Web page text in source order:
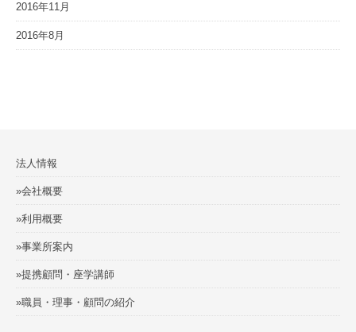
2016年11月
2016年8月
法人情報
»会社概要
»利用概要
»事業所案内
»提携顧問・座学講師
»職員・理事・顧問の紹介